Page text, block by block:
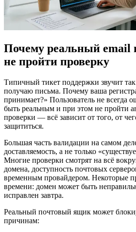
Почему реальный email
не пройти проверку
Типичный тикет поддержки звучит
получаю письма. Почему ваша
принимает?» Пользователь не всегда
быть реальным и при этом не пройти
проверки — всё зависит от того, от
защититься.
Большая часть валидации на самом
доставляемость, а не только
Многие проверки смотрят на всё
домена, доступность почтовых
временным провайдером. Некоторые
времени: домен может быть
исправлен завтра.
Реальный почтовый ящик может
причинам: